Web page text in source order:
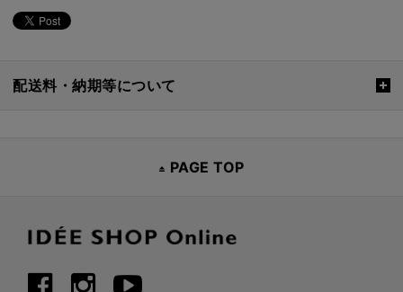
配送料・納期等について
PAGE TOP